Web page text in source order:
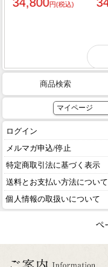
商品検索
マイページ
ログイン
メルマガ申込/停止
特定商取引法に基づく表示
送料とお支払い方法について
個人情報の取扱いについて